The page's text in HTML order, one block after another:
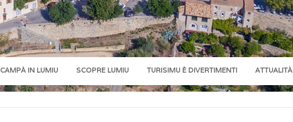
CAMPÀ IN LUMIU SCOPRE LUMIU TURISIMU È DIVERTIMENTI ATTUALITÀ